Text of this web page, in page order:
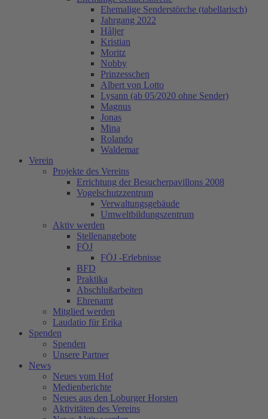
Ehemalige Senderstörche (tabellarisch)
Jahrgang 2022
Håljer
Kristian
Moritz
Nobby
Prinzesschen
Albert von Lotto
Lysann (ab 05/2020 ohne Sender)
Magnus
Jonas
Mina
Rolando
Waldemar
Verein
Projekte des Vereins
Errichtung der Besucherpavillons 2008
Vogelschutzzentrum
Verwaltungsgebäude
Umweltbildungszentrum
Aktiv werden
Stellenangebote
FÖJ
FÖJ -Erlebnisse
BFD
Praktika
Abschlußarbeiten
Ehrenamt
Mitglied werden
Laudatio für Erika
Spenden
Spenden
Unsere Partner
News
Neues vom Hof
Medienberichte
Neues aus den Loburger Horsten
Aktivitäten des Vereins